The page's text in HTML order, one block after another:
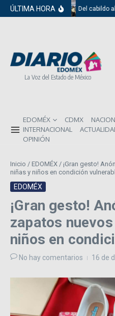
Saltar al contenido
ÚLTIMA HORA Del cabildo al
La Voz del Estado de México
EDOMÉX CDMX
INTERNACIONAL
OPINIÓN
Inicio / EDOMÉX / ¡Gran gesto!
niñas y niños en condición
EDOMÉX
¡Gran gesto!
zapatos
niños en
No hay comentarios 16 de